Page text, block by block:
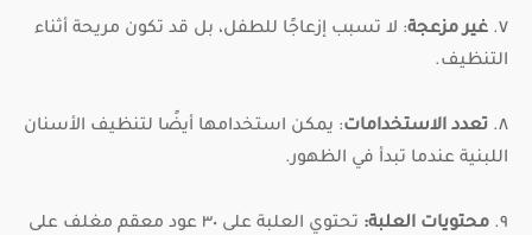
٧. غير مزعجة: لا تسبب إزعاجًا للطفل، بل قد تكون مريحة أثناء
التنظيف.
٨. تعدد الاستخدامات: يمكن استخدامها أيضًا لتنظيف الأسنان
اللبنية عندما تبدأ في الظهور.
٩. محتويات العلبة:
تحتوي العلبة على ٣٠ عود معقم مغلف على